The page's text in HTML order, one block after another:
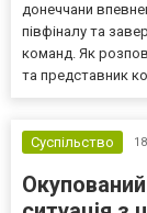
донеччани
півфіналу та
команд. Як
та представник
Суспільство